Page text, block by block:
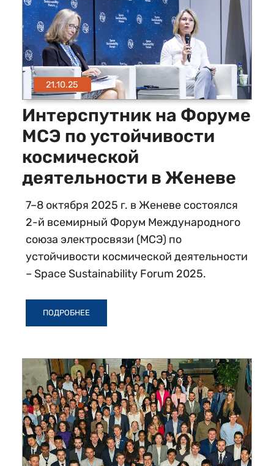
21.10.25
Интерспутник на Форуме
МСЭ по устойчивости
космической
деятельности в Женеве
7–8 октября 2025 г. в Женеве состоялся
2-й всемирный Форум Международного
союза электросвязи (МСЭ) по
устойчивости космической деятельности
– Space Sustainability Forum 2025.
ПОДРОБНЕЕ